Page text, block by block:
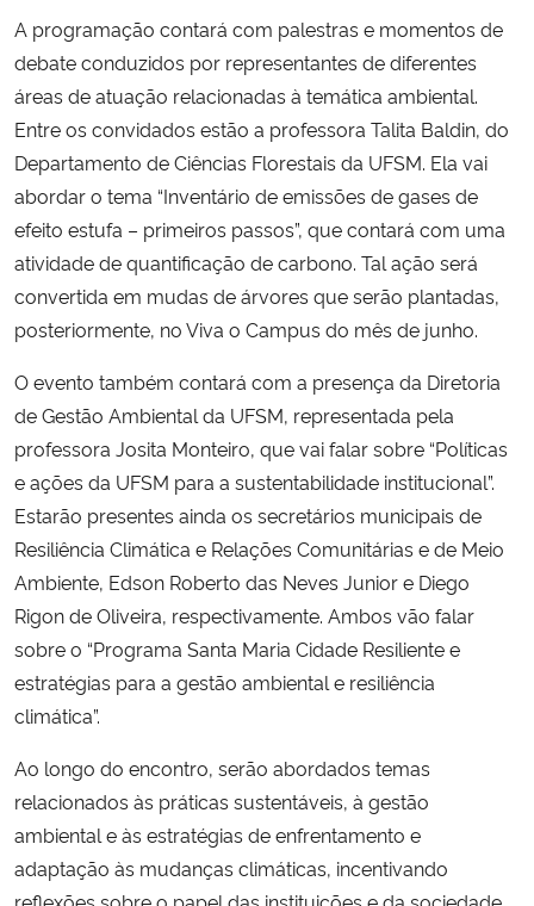
Banco Central do Brasil
Planalto
A programação contará com palestras e momentos de
debate conduzidos por representantes de diferentes
áreas de atuação relacionadas à temática ambiental.
Entre os convidados estão a professora Talita Baldin, do
Departamento de Ciências Florestais da UFSM. Ela vai
abordar o tema “Inventário de emissões de gases de
efeito estufa – primeiros passos”, que contará com uma
atividade de quantificação de carbono. Tal ação será
convertida em mudas de árvores que serão plantadas,
posteriormente, no Viva o Campus do mês de junho.
O evento também contará com a presença da Diretoria
de Gestão Ambiental da UFSM, representada pela
professora Josita Monteiro, que vai falar sobre “Políticas
e ações da UFSM para a sustentabilidade institucional”.
Estarão presentes ainda os secretários municipais de
Resiliência Climática e Relações Comunitárias e de Meio
Ambiente, Edson Roberto das Neves Junior e Diego
Rigon de Oliveira, respectivamente. Ambos vão falar
sobre o “Programa Santa Maria Cidade Resiliente e
estratégias para a gestão ambiental e resiliência
climática”.
Ao longo do encontro, serão abordados temas
relacionados às práticas sustentáveis, à gestão
ambiental e às estratégias de enfrentamento e
adaptação às mudanças climáticas, incentivando
reflexões sobre o papel das instituições e da sociedade